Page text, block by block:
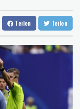
30 °Cvon Merz
ab
inmitten von Iran-
als 900 Pflanzen in
Druck auf Europas
Teilen Teilen